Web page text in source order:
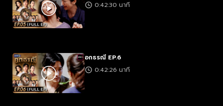
0:42:30 นาที
อกธรณี EP.6
0:42:26 นาที